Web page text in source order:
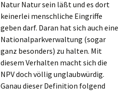
Natur Natur sein läßt und es dort
keinerlei menschliche Eingriffe
geben darf. Daran hat sich auch eine
Nationalparkverwaltung (sogar
ganz besonders) zu halten. Mit
diesem Verhalten macht sich die
NPV doch völlig unglaubwürdig.
Ganau dieser Definition folgend